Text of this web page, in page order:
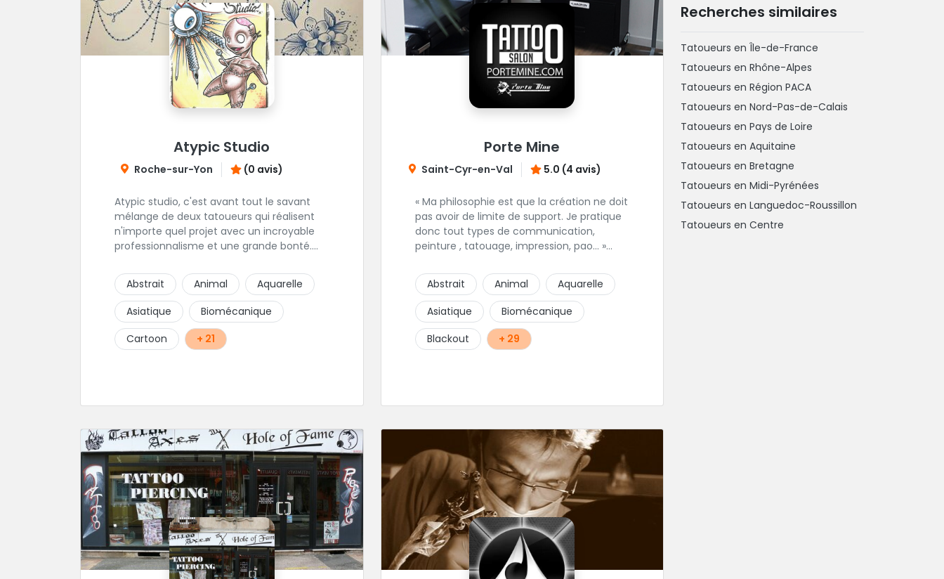
Atypic Studio
Roche-sur-Yon (0 avis)
Atypic studio, c'est avant tout le savant
mélange de deux tatoueurs qui réalisent
n'importe quel projet avec un incroyable
professionnalisme et une grande bonté.
eux, s'ils auront toujours l'expertise pour
piquer le projet de vos rêves, il sauront
aussi vous prodiguer les quelques conseils
avisés qui vous permettront de sublimer
vos envies.
Abstrait Animal
Aquarelle
Asiatique
Biomécanique
Cartoon
+ 21
Porte Mine
Saint-Cyr-en-Val 5.0 (4 avis)
« Ma philosophie est que la création ne doit
pas avoir de limite de support. Je pratique
donc tout types de communication,
peinture , tatouage, impression, pao… »
et la technique du tatouage en autonomie
puis en salon. Dans le respect des règles
d’hygiènes, Nicolas vous conseille, réalise
vos dessins et tatouage pour votre plaisir
dans une ambiance décontractée.
Abstrait Animal
Aquarelle
Asiatique
Biomécanique
Blackout
+ 29
Recherches similaires
Tatoueurs en Île-de-France
Tatoueurs en Rhône-Alpes
Tatoueurs en Région PACA
Tatoueurs en Nord-Pas-de-Calais
Tatoueurs en Pays de Loire
Tatoueurs en Aquitaine
Tatoueurs en Bretagne
Tatoueurs en Midi-Pyrénées
Tatoueurs en Languedoc-Roussillon
Tatoueurs en Centre